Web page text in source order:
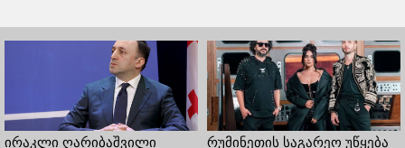
ირაკლი ღარიბაშვილი რუმინეთის საგარეო უწყება